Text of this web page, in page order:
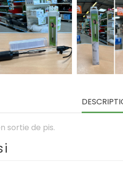
sortie de pis.